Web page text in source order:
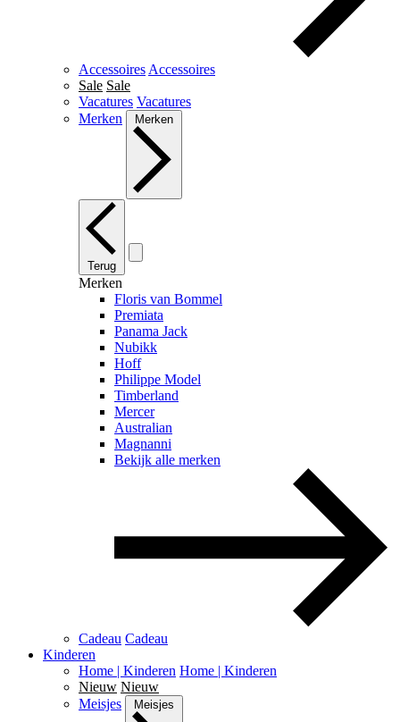
Accessoires Accessoires
Sale Sale
Vacatures Vacatures
Merken
Merken
Terug
Merken
Floris van Bommel
Premiata
Panama Jack
Nubikk
Hoff
Philippe Model
Timberland
Mercer
Australian
Magnanni
Bekijk alle merken
Cadeau Cadeau
Kinderen
Home | Kinderen Home | Kinderen
Nieuw Nieuw
Meisjes
Meisjes